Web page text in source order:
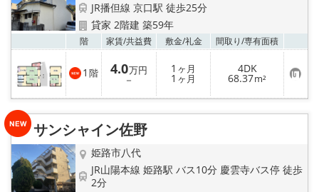
JR播但線 京口駅 徒歩25分
貸家 2階建 築59年
階 家賃/共益費 敷金/礼金 間取り/専有面積
1 階 4.0万円
－
1 ヶ月
1 ヶ月
4DK
68.37m² お
気
に
り
サンシャイン佐野
姫路市八代
JR山陽本線 姫路駅 バス10分 慶雲寺バス停 徒歩
2分